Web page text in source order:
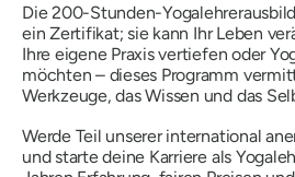
Die 200-Stunden-
ein Zertifikat; sie kann Ihr Leben
Ihre eigene Praxis vertiefen oder
möchten – dieses Programm
Werkzeuge, das Wissen und das
Werde Teil unserer international
und starte deine Karriere als